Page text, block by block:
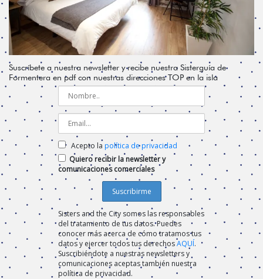
Suscríbete a nuestra newsletter y recibe nuestra Sisterguía de
Formentera en pdf con nuestras direcciones TOP en la isla
Acepto la política de privacidad
Quiero recibir la newsletter y
comunicaciones comerciales
Sisters and the City somos las responsables
del tratamiento de tus datos. Puedes
conocer más acerca de cómo tratamos tus
datos y ejercer todos tus derechosAQUÍ.
Suscribiéndote a nuestras newsletters y
comunicaciones aceptas también nuestra
política de privacidad.